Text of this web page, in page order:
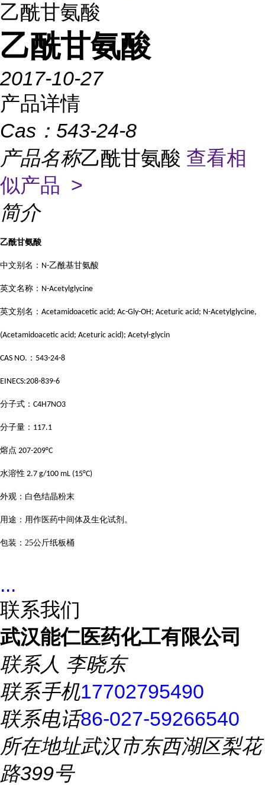
乙酰甘氨酸
乙酰甘氨酸
2017-10-27
产品详情
Cas： 543-24-8
产品名称乙酰甘氨酸 查看相
似产品 >
简介
乙酰甘氨酸
中文别名： N-乙酰基甘氨酸
英文名称： N-Acetylglycine
英文别名： Acetamidoacetic acid; Ac-Gly-OH; Aceturic acid; N-Acetylglycine,
(Acetamidoacetic acid; Aceturic acid); Acetyl-glycin
CAS NO. ： 543-24-8
EINECS:208-839-6
分子式： C4H7NO3
分子量： 117.1
熔点 207-209°C
水溶性 2.7 g/100 mL (15°C)
外观：白色结晶粉末
用途： 用作医药中间体及生化试剂 。
包装： 25公斤纸板桶
...
联系我们
武汉能仁医药化工有限公司
联系人 李晓东
联系手机17702795490
联系电话86-027-59266540
所在地址武汉市东西湖区梨花
路399号